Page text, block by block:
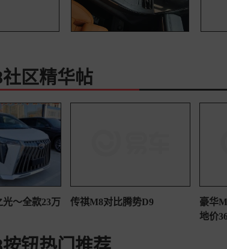
区精华帖
～全款23万
传祺M8对比腾势D9
豪华
地价